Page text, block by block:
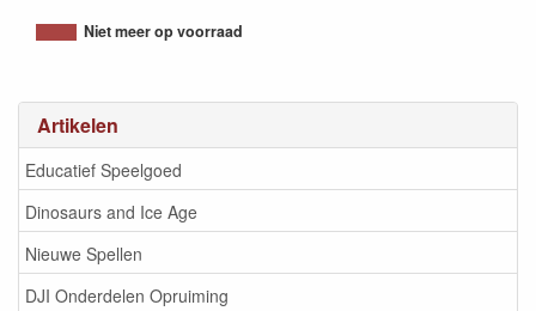
Artikelen
Educatief Speelgoed
Dinosaurs and Ice Age
Nieuwe Spellen
DJI Onderdelen Opruiming
8717371242183
Niet meer op voorraad